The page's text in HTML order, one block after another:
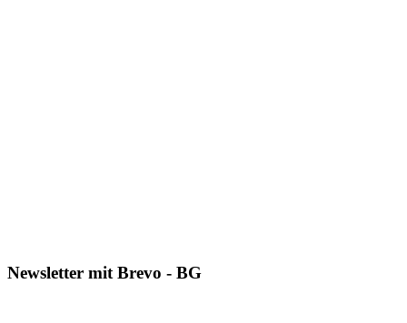
Newsletter mit Brevo - BG